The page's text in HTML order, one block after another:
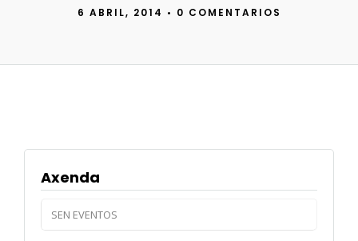
6 ABRIL, 2014 • 0 COMENTARIOS
Axenda
SEN EVENTOS